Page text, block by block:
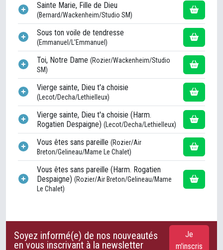
Sainte Marie, Fille de Dieu
(Bernard/Wackenheim/Studio SM)
Sous ton voile de tendresse
(Emmanuel/L'Emmanuel)
Toi, Notre Dame (Rozier/Wackenheim/Studio
SM)
Vierge sainte, Dieu t'a choisie
(Lecot/Decha/Lethielleux)
Vierge sainte, Dieu t'a choisie (Harm.
Rogatien Despaigne) (Lecot/Decha/Lethielleux)
Vous êtes sans pareille (Rozier/Air
Breton/Gelineau/Mame Le Chalet)
Vous êtes sans pareille (Harm. Rogatien
Despaigne) (Rozier/Air Breton/Gelineau/Mame
Le Chalet)
Soyez informé(e) de nos nouveautés
en vous inscrivant à la newsletter
Je
m'inscris